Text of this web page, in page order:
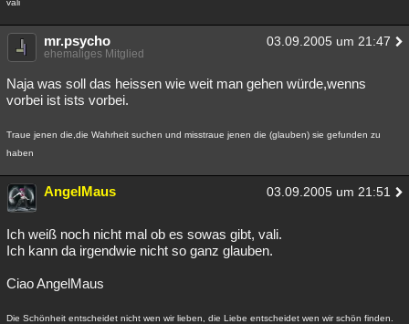
vali
mr.psycho 03.09.2005 um 21:47
ehemaliges Mitglied
Naja was soll das heissen wie weit man gehen würde,wenns
vorbei ist ists vorbei.
Traue jenen die,die Wahrheit suchen und misstraue jenen die (glauben) sie gefunden zu
haben
AngelMaus 03.09.2005 um 21:51
Ich weiß noch nicht mal ob es sowas gibt, vali.
Ich kann da irgendwie nicht so ganz glauben.
Ciao AngelMaus
Die Schönheit entscheidet nicht wen wir lieben, die Liebe entscheidet wen wir schön finden.